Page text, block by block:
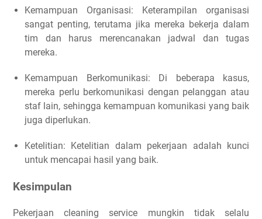
Kemampuan Organisasi: Keterampilan organisasi
sangat penting, terutama jika mereka bekerja dalam
tim dan harus merencanakan jadwal dan tugas
mereka.
Kemampuan Berkomunikasi: Di beberapa kasus,
mereka perlu berkomunikasi dengan pelanggan atau
staf lain, sehingga kemampuan komunikasi yang baik
juga diperlukan.
Ketelitian: Ketelitian dalam pekerjaan adalah kunci
untuk mencapai hasil yang baik.
Kesimpulan
Pekerjaan cleaning service mungkin tidak selalu